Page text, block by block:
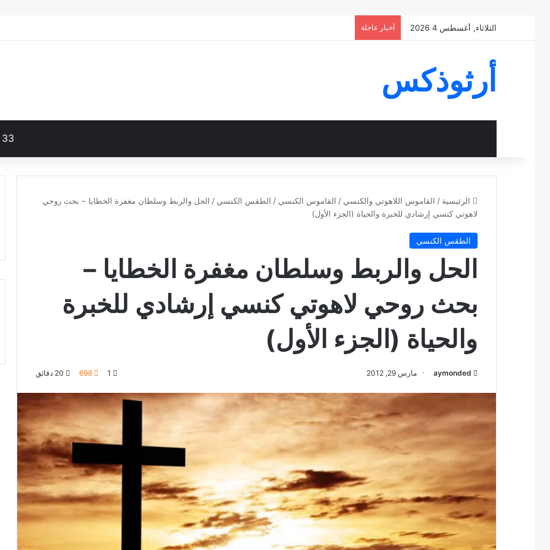
الثلاثاء, أغسطس 4 2026 أخبار عاجلة
أرثوذكس
33
الرئيسية / القاموس اللاهوتي والكنسي / القاموس الكنسي / الطقس الكنسي / الحل والربط وسلطان مغفرة الخطايا – بحث روحي
لاهوتي كنسي إرشادي للخبرة والحياة (الجزء الأول)
الطقس الكنسي
الحل والربط وسلطان مغفرة الخطايا –
بحث روحي لاهوتي كنسي إرشادي للخبرة
والحياة (الجزء الأول)
aymonded مارس 29, 2012 1
698